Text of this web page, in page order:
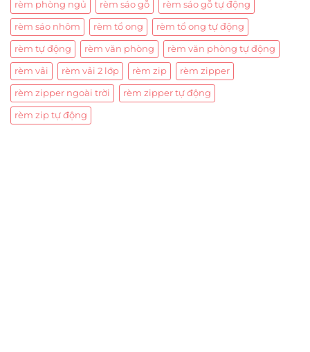
rèm phòng ngủ rèm sáo gỗ rèm sáo gỗ tự động
rèm sáo nhôm rèm tổ ong rèm tổ ong tự động
rèm tự động rèm văn phòng rèm văn phòng tự động
rèm vải rèm vải 2 lớp rèm zip rèm zipper
rèm zipper ngoài trời rèm zipper tự động
rèm zip tự động